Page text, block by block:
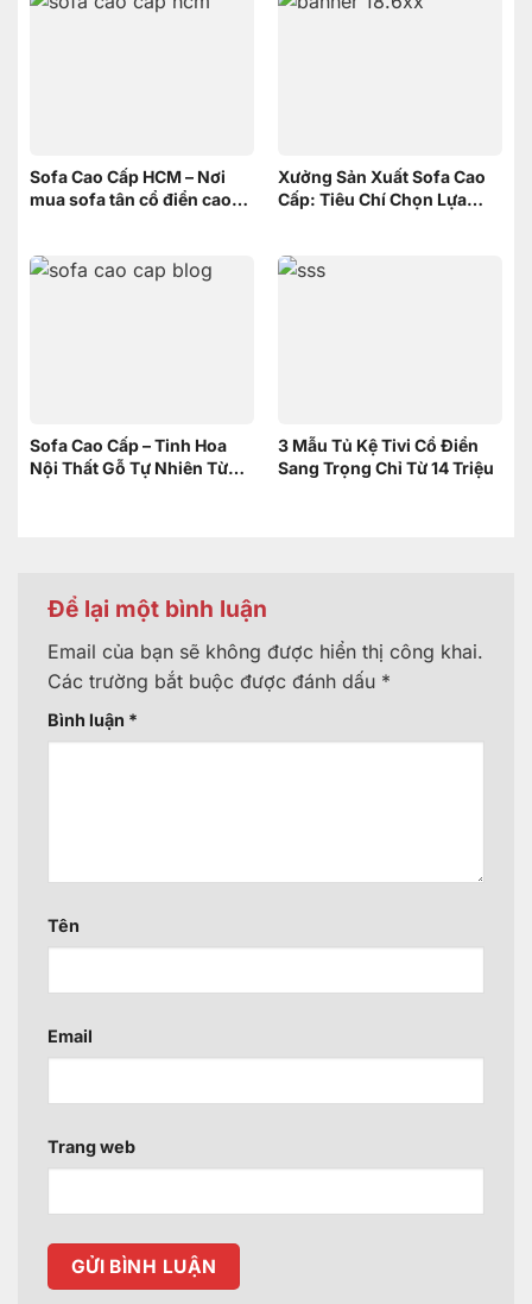
Sofa Cao Cấp HCM – Nơi
mua sofa tân cổ điển cao
Xưởng Sản Xuất Sofa Cao
Cấp: Tiêu Chí Chọn Lựa
Sofa Cao Cấp – Tinh Hoa
Nội Thất Gỗ Tự Nhiên Từ
3 Mẫu Tủ Kệ Tivi Cổ Điển
Sang Trọng Chỉ Từ 14 Triệu
Để lại một bình luận
Email của bạn sẽ không được hiển thị công khai.
Các trường bắt buộc được đánh dấu *
Bình luận *
Tên
Email
Trang web